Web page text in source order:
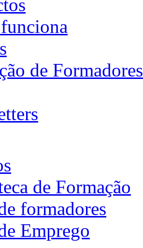
de Formadores
de Formação
formadores
Emprego